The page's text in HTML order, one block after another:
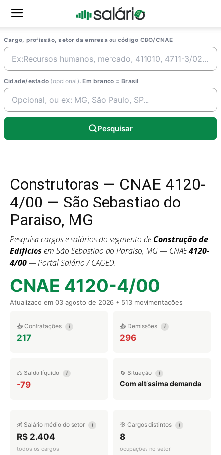
Cargo, profissão, setor da emresa ou código CBO/CNAE
Cidade/estado (opcional). Em branco = Brasil
Pesquisar
Construtoras — CNAE 4120-
4/00 — São Sebastiao do
Paraiso, MG
Pesquisa cargos e salários do segmento de Construção de
Edifícios em São Sebastiao do Paraiso, MG — CNAE4120-
4/00— Portal Salário / CAGED.
CNAE 4120-4/00
Atualizado em 03 agosto de 2026 • 513 movimentações
📥 Contratações i
217
📤 Demissões i
296
⚖️ Saldo líquido i
-79
🔄 Situação i
Com altíssima demanda
💰 Salário médio do setor i
R$ 2.404
todos os cargos
🎯 Cargos distintos i
8
ocupações no setor